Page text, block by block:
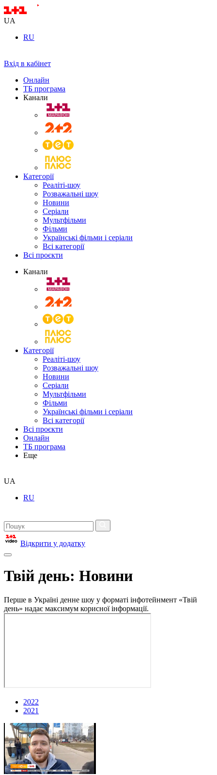
UA
RU
Вхід в кабінет
Онлайн
ТБ програма
Канали
Категорії
Реаліті-шоу
Розважальні шоу
Новини
Серіали
Мультфільми
Фільми
Українські фільми і серіали
Всі категорії
Всі проєкти
Канали
Категорії
Реаліті-шоу
Розважальні шоу
Новини
Серіали
Мультфільми
Фільми
Українські фільми і серіали
Всі категорії
Всі проєкти
Онлайн
ТБ програма
Еще
UA
RU
Відкрити у додатку
Твій день: Новини
Перше в Україні денне шоу у форматі інфотейнмент «Твій
день» надає максимум корисної інформації.
2022
2021